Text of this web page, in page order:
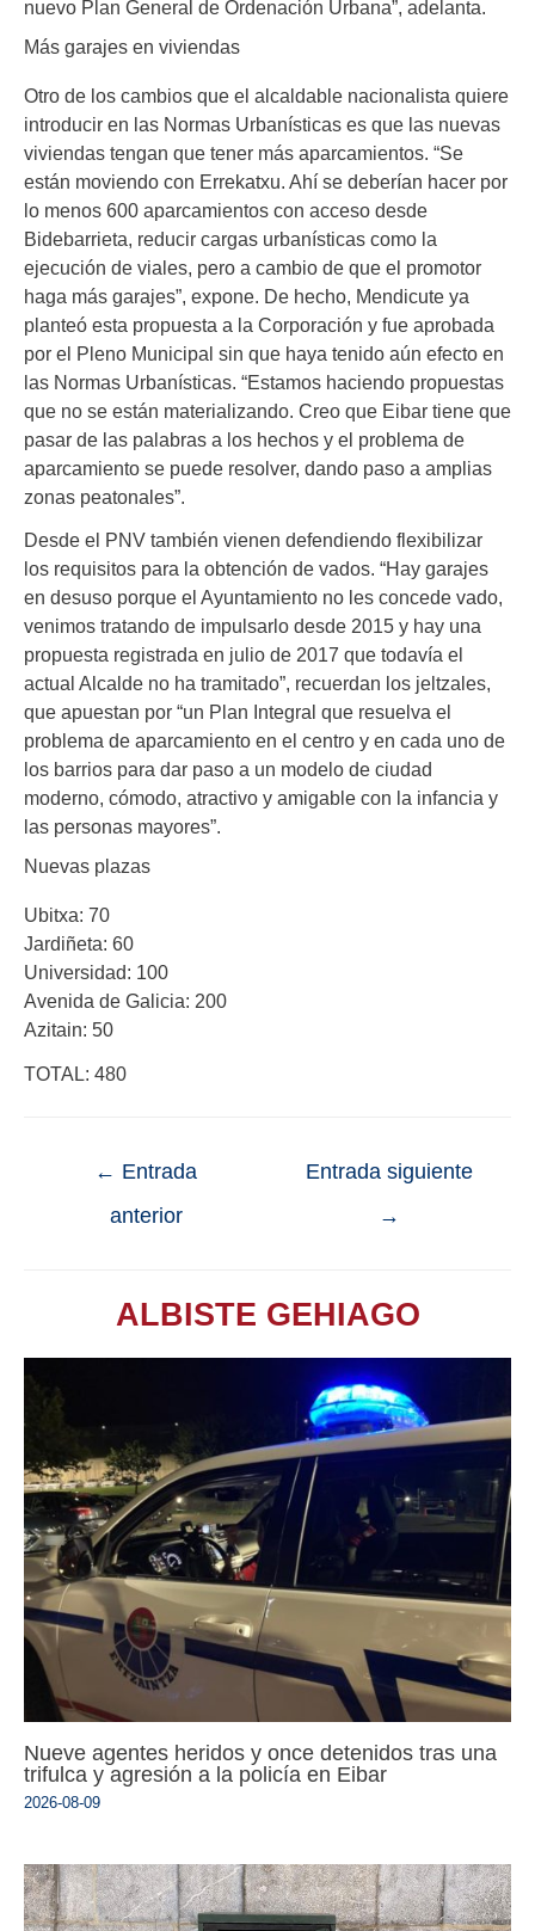
nuevo Plan General de Ordenación Urbana”, adelanta.
Más garajes en viviendas
Otro de los cambios que el alcaldable nacionalista quiere
introducir en las Normas Urbanísticas es que las nuevas
viviendas tengan que tener más aparcamientos. “Se
están moviendo con Errekatxu. Ahí se deberían hacer por
lo menos 600 aparcamientos con acceso desde
Bidebarrieta, reducir cargas urbanísticas como la
ejecución de viales, pero a cambio de que el promotor
haga más garajes”, expone. De hecho, Mendicute ya
planteó esta propuesta a la Corporación y fue aprobada
por el Pleno Municipal sin que haya tenido aún efecto en
las Normas Urbanísticas. “Estamos haciendo propuestas
que no se están materializando. Creo que Eibar tiene que
pasar de las palabras a los hechos y el problema de
aparcamiento se puede resolver, dando paso a amplias
zonas peatonales”.
Desde el PNV también vienen defendiendo flexibilizar
los requisitos para la obtención de vados. “Hay garajes
en desuso porque el Ayuntamiento no les concede vado,
venimos tratando de impulsarlo desde 2015 y hay una
propuesta registrada en julio de 2017 que todavía el
actual Alcalde no ha tramitado”, recuerdan los jeltzales,
que apuestan por “un Plan Integral que resuelva el
problema de aparcamiento en el centro y en cada uno de
los barrios para dar paso a un modelo de ciudad
moderno, cómodo, atractivo y amigable con la infancia y
las personas mayores”.
Nuevas plazas
Ubitxa: 70
Jardiñeta: 60
Universidad: 100
Avenida de Galicia: 200
Azitain: 50
TOTAL: 480
← Entrada
anterior
Entrada siguiente
→
ALBISTE GEHIAGO
Nueve agentes heridos y once detenidos tras una
trifulca y agresión a la policía en Eibar
2026-08-09